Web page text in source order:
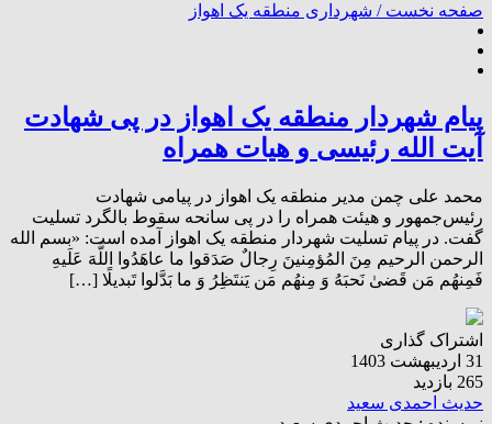
صفحه نخست / شهرداری منطقه یک اهواز
پیام شهردار منطقه یک اهواز در پی شهادت
آیت الله رئیسی و هیات همراه
محمد علی چمن مدیر منطقه یک اهواز در پیامی شهادت
رئیس‌جمهور و هیئت همراه را در پی سانحه سقوط بالگرد تسلیت
گفت. در پیام تسلیت شهردار منطقه یک اهواز آمده است: «بسم الله
الرحمن الرحیم مِنَ المُؤمِنینَ رِجالٌ صَدَقوا ما عاهَدُوا اللَّهَ عَلَیهِ
فَمِنهُم مَن قَضیٰ نَحبَهُ وَ مِنهُم مَن یَنتَظِرُ وَ ما بَدَّلوا تَبدیلًا […]
اشتراک گذاری
31 اردیبهشت 1403
265 بازدید
حدیث احمدی سعید